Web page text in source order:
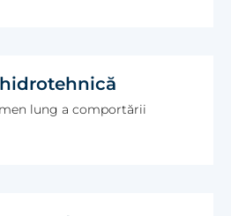
lung a comportării